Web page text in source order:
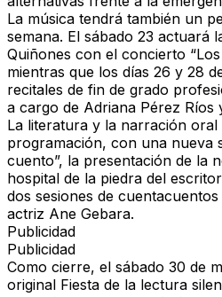
La música tendrá también un
semana. El sábado 23 actuará
Quiñones con el concierto
mientras que los días 26 y 28
recitales de fin de grado
a cargo de Adriana Pérez
La literatura y la narración oral
programación, con una nueva
cuento”, la presentación de la
hospital de la piedra del
dos sesiones de
actriz Ane Gebara.
Publicidad
Publicidad
Como cierre, el sábado 30 de
original Fiesta de la lectura